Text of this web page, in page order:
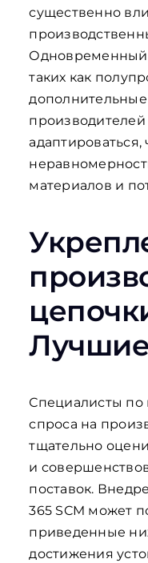
существенно
Одновременный
таких как
материалов и
Специалисты по
спроса на
тщательно
и
поставок.
365 SCM может
приведенные
достижения